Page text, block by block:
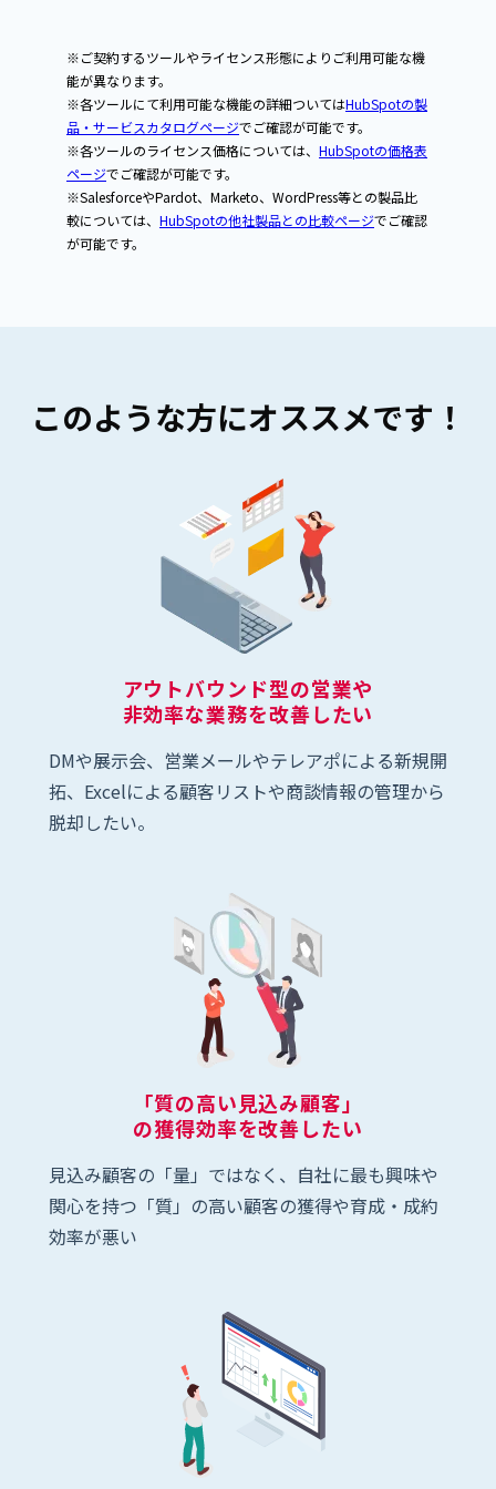
※ご契約するツールやライセンス形態によりご利用可能な機
能が異なります。
※各ツールにて利用可能な機能の詳細ついてはHubSpotの製
品・サービスカタログページでご確認が可能です。
※各ツールのライセンス価格については、 HubSpotの価格表
ページでご確認が可能です。
※SalesforceやPardot、Marketo、WordPress等との製品比
較については、 HubSpotの他社製品との比較ページでご確認
が可能です。
このような方にオススメです！
アウトバウンド型の営業や
非効率な業務を改善したい
DMや展示会、営業メールやテレアポによる新規開
拓、Excelによる顧客リストや商談情報の管理から
脱却したい。
「質の高い見込み顧客」
の獲得効率を改善したい
見込み顧客の「量」ではなく、自社に最も興味や
関心を持つ「質」の高い顧客の獲得や育成・成約
効率が悪い